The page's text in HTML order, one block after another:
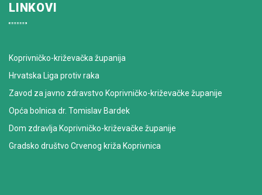
LINKOVI
Koprivničko-križevačka županija
Hrvatska Liga protiv raka
Zavod za javno zdravstvo Koprivničko-križevačke županije
Opća bolnica dr. Tomislav Bardek
Dom zdravlja Koprivničko-križevačke županije
Gradsko društvo Crvenog križa Koprivnica